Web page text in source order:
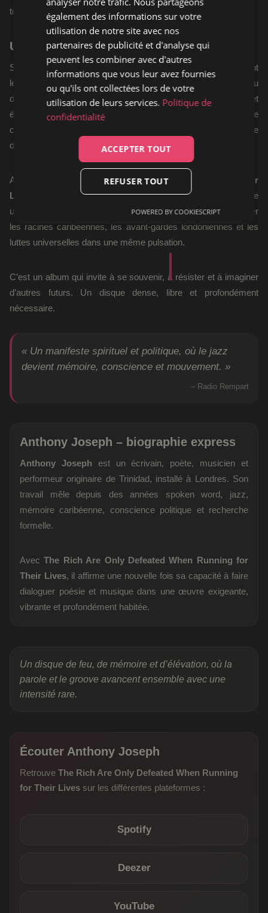
très forte.
Un jazz libre, vivant et incandescent
Sur cet album,
et ses musiciens repoussent
les frontières du jazz avec une rare intensité. Chaque morceau
devient un terrain d’exploration où virtuosité technique et
émotion collective finissent par se rejoindre dans une
cohérence impressionnante. La musique semble se construire
dans l’instant, comme si elle brûlait au présent.
Avec
The Rich Are Only Defeated When Running for Their
Lives
, Anthony Joseph rappelle que le jazz peut encore être
une arme poétique, sociale et politique. Un art capable de relier
les racines caribéennes, les avant-gardes londoniennes et les
luttes universelles dans une même pulsation.
C’est un album qui invite à se souvenir, à résister et à imaginer
d’autres futurs. Un disque dense, libre et profondément
nécessaire.
« Un manifeste spirituel et politique, où le jazz
devient mémoire, conscience et mouvement. »
– Radio Rempart
Anthony Joseph – biographie express
Anthony Joseph est un écrivain, poète, musicien et
performeur originaire de Trinidad, installé à Londres. Son
travail mêle depuis des années spoken word, jazz,
mémoire caribéenne, conscience politique et recherche
formelle.
AvecThe Rich Are Only Defeated When Running for
Their Lives, il affirme une nouvelle fois sa capacité à faire
dialoguer poésie et musique dans une œuvre exigeante,
vibrante et profondément habitée.
Un disque de feu, de mémoire et d’élévation, où la
parole et le groove avancent ensemble avec une
intensité rare.
Écouter Anthony Joseph
Retrouve The Rich Are Only Defeated When Running
for Their Lives sur les différentes plateformes :
Spotify
Deezer
YouTube
également des informations sur votre
utilisation de notre site avec nos
partenaires de publicité et d'analyse qui
peuvent les combiner avec d'autres
informations que vous leur avez fournies
ou qu'ils ont collectées lors de votre
utilisation de leurs services. Politique de
confidentialité
ACCEPTER TOUT
REFUSER TOUT
POWERED BY COOKIESCRIPT